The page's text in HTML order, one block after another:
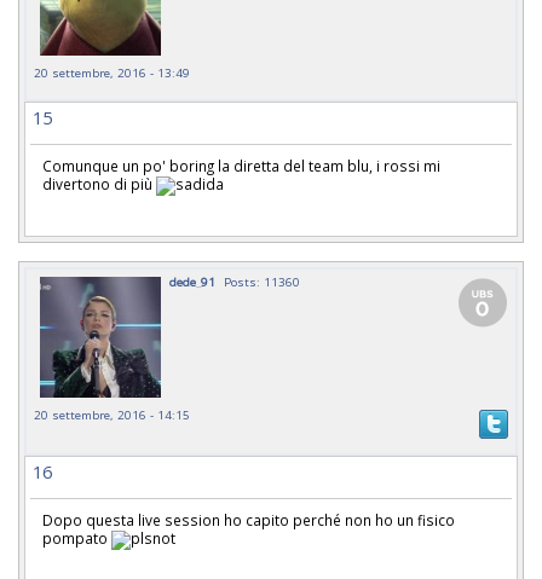
20 settembre, 2016 - 13:49
15
Comunque un po' boring la diretta del team blu, i rossi mi
divertono di più
dede_91 Posts: 11360
20 settembre, 2016 - 14:15
16
Dopo questa live session ho capito perché non ho un fisico
pompato